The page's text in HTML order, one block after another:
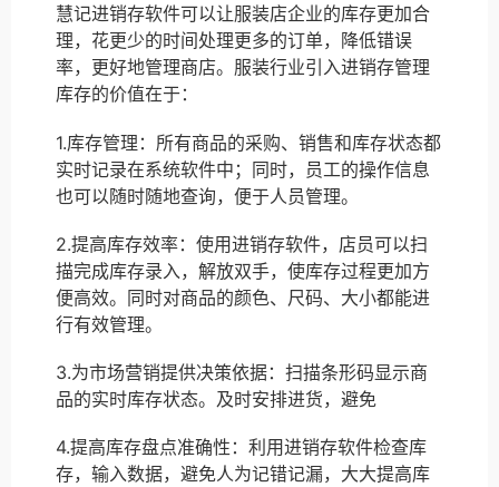
慧记进销存软件可以让服装店企业的库存更加合
理，花更少的时间处理更多的订单，降低错误
率，更好地管理商店。服装行业引入进销存管理
库存的价值在于：
1.库存管理：所有商品的采购、销售和库存状态都
实时记录在系统软件中；同时，员工的操作信息
也可以随时随地查询，便于人员管理。
2.提高库存效率：使用进销存软件，店员可以扫
描完成库存录入，解放双手，使库存过程更加方
便高效。同时对商品的颜色、尺码、大小都能进
行有效管理。
3.为市场营销提供决策依据：扫描条形码显示商
品的实时库存状态。及时安排进货，避免
4.提高库存盘点准确性：利用进销存软件检查库
存，输入数据，避免人为记错记漏，大大提高库